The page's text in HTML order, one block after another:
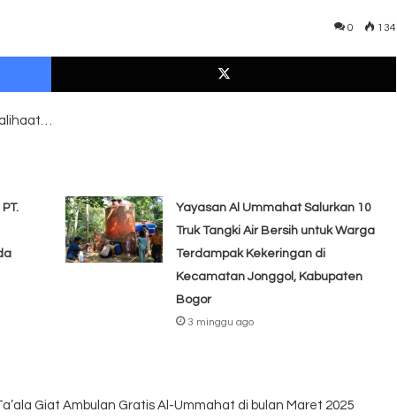
0 134
Facebook X
Yayasan Al Ummahat Salurkan 10
Truk Tangki Air Bersih untuk Warga
Terdampak Kekeringan di
Kecamatan Jonggol, Kabupaten
Bogor
3 minggu ago
Giat Ambulan Gratis Al-Ummahat di bulan Maret 2025